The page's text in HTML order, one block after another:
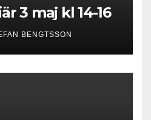
3 maj kl 14-16
BENGTSSON